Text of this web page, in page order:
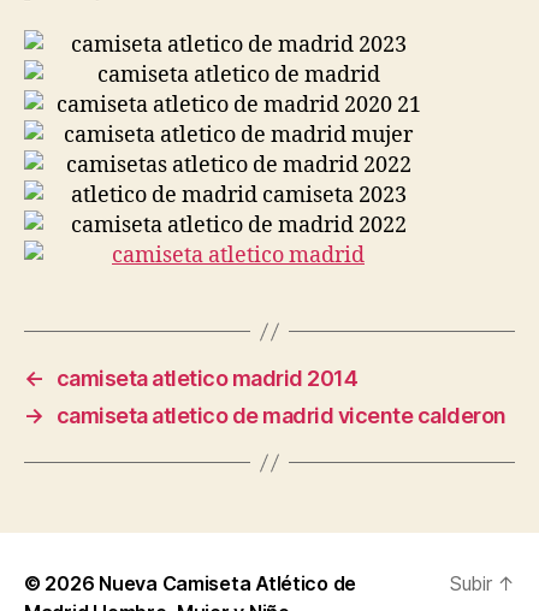
←
camiseta atletico madrid 2014
→
camiseta atletico de madrid vicente calderon
© 2026 Nueva Camiseta Atlético de
Subir ↑